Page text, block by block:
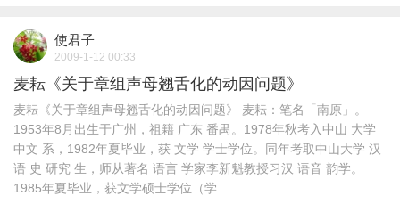
使君子
2009-1-12 00:33
麦耘《关于章组声母翘舌化的动因问题》
麦耘《关于章组声母翘舌化的动因问题》 麦耘：笔名「南原」。
1953年8月出生于广州，祖籍 广东 番禺。1978年秋考入中山 大学
中文 系，1982年夏毕业，获 文学 学士学位。同年考取中山大学 汉
语 史 研究 生，师从著名 语言 学家李新魁教授习汉 语音 韵学。
1985年夏毕业，获文学硕士学位（学 ...